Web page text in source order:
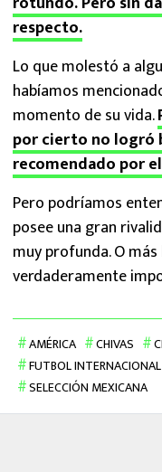
respecto.
Lo que molestó a
habíamos
momento de su vida.
por cierto no logró
recomendado por
Pero podríamos
posee una gran
muy profunda. O
verdaderamente
AMÉRICA CHIVAS
FUTBOL INTERNACIONAL
SELECCIÓN MEXICANA